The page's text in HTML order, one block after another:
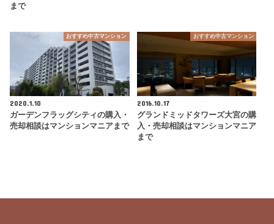
まで
おすすめ中古マンション
2020.1.10
ガーデンフラッグシティの購入・
売却相談はマンションマニアまで
おすすめ中古マンション
2016.10.17
グランドミッドタワーズ大宮の購
入・売却相談はマンションマニア
まで